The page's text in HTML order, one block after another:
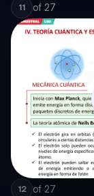
11 of 27
12 of 27